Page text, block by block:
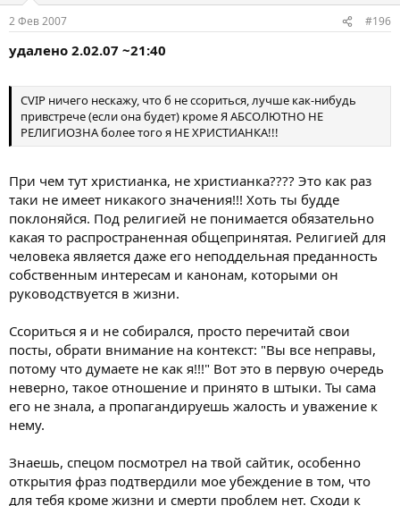
2 Фев 2007 #196
удалено 2.02.07 ~21:40
CVIP ничего нескажу, что б не ссориться, лучше как-нибудь
привстрече (если она будет) кроме Я АБСОЛЮТНО НЕ
РЕЛИГИОЗНА более того я НЕ ХРИСТИАНКА!!!
При чем тут христианка, не христианка???? Это как раз
таки не имеет никакого значения!!! Хоть ты будде
поклоняйся. Под религией не понимается обязательно
какая то распространенная общепринятая. Религией для
человека является даже его неподдельная преданность
собственным интересам и канонам, которыми он
руководствуется в жизни.
Ссориться я и не собирался, просто перечитай свои
посты, обрати внимание на контекст: "Вы все неправы,
потому что думаете не как я!!!" Вот это в первую очередь
неверно, такое отношение и принято в штыки. Ты сама
его не знала, а пропагандируешь жалость и уважение к
нему.
Знаешь, спецом посмотрел на твой сайтик, особенно
открытия фраз подтвердили мое убеждение в том, что
для тебя кроме жизни и смерти проблем нет. Сходи к